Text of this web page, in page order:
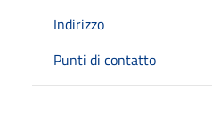
Indirizzo
Punti di contatto